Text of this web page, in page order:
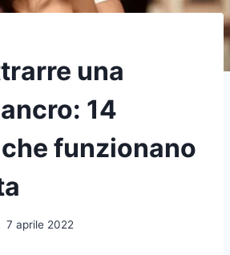
una
14
funzionano
7 aprile 2022